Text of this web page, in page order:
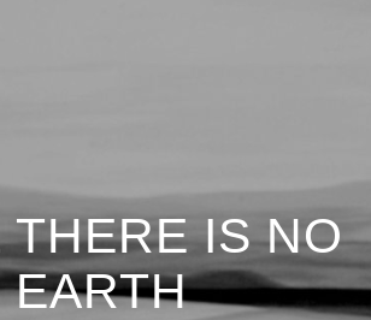
THERE IS NO
EARTH